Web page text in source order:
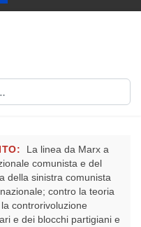
La linea da Marx a
comunista e del
della sinistra comunista
contro la teoria
controrivoluzione
e dei blocchi partigiani e